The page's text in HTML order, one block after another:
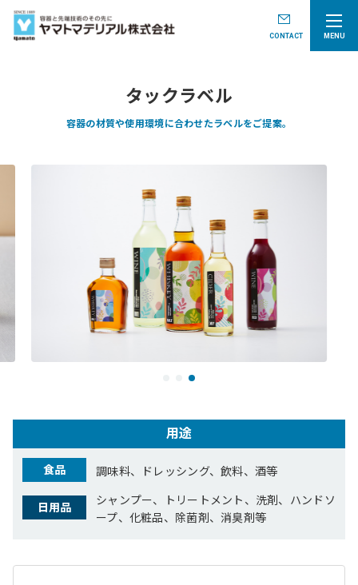
CONTACT MENU
タックラベル
容器の材質や使用環境に合わせたラベルをご提案。
用途
食品 調味料、ドレッシング、飲料、酒等
日用品
シャンプー、トリートメント、洗剤、ハンドソ
ープ、化粧品、除菌剤、消臭剤等